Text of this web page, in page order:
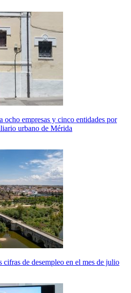
ocho empresas y cinco entidades por
urbano de Mérida
de desempleo en el mes de julio